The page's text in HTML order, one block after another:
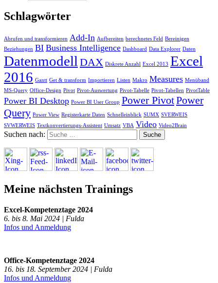
Schlagwörter
Abrufen und transformieren Add-In Aufbereiten berechnetes Feld Bereinigen
Beziehungen BI Business Intelligence Dashboard Data Explorer Daten
Datenmodell DAX Diskrete Anzahl Excel 2013 Excel
2016 Gantt Get & transform Importieren Listen Makro Measures Menüband
MS-Query Office-Design Pivot Pivot-Auswertung Pivot-Tabelle Pivot-Tabellen PivotTable
Power BI Desktop Power BI User Group Power PivotPower
Query Power View Registerkarte Daten Schnelleinblick SUMX SVERWEIS
SVWERWEIS Textkonvertierungs-Assistent Umsatz VBA Video Video2Brain
Suchen nach:
Meine nächsten Trainings
Excel-Kompetenztage 2024
6. bis 8. Mai 2024 | Fulda
Infos und Anmeldung
Office-Kompetenztage 2024
16. bis 18. September 2024 | Fulda
Infos und Anmeldung